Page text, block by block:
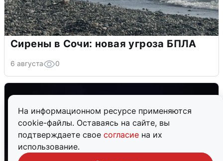
На информационном ресурсе применяются
cookie-файлы. Оставаясь на сайте, вы
подтверждаете свое согласие на их
использование.
Сирены в Сочи: новая угроза БПЛА
6 августа 0